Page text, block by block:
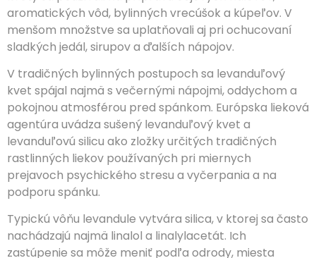
aromatických vôd, bylinných vrecúšok a kúpeľov. V
menšom množstve sa uplatňovali aj pri ochucovaní
sladkých jedál, sirupov a ďalších nápojov.
V tradičných bylinných postupoch sa levanduľový
kvet spájal najmä s večernými nápojmi, oddychom a
pokojnou atmosférou pred spánkom. Európska lieková
agentúra uvádza sušený levanduľový kvet a
levanduľovú silicu ako zložky určitých tradičných
rastlinných liekov používaných pri miernych
prejavoch psychického stresu a vyčerpania a na
podporu spánku.
Typickú vôňu levandule vytvára silica, v ktorej sa často
nachádzajú najmä linalol a linalylacetát. Ich
zastúpenie sa môže meniť podľa odrody, miesta